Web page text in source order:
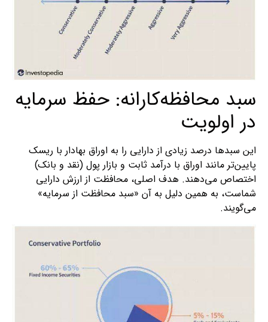
سبد محافظه‌کارانه: حفظ سرمایه
در اولویت
این سبدها درصد زیادی از دارایی را به اوراق بهادار با ریسک
پایین‌تر مانند اوراق با درآمد ثابت و بازار پول (نقد و بانک)
اختصاص می‌دهند. هدف اصلی، محافظت از ارزش دارایی
شماست، به همین دلیل به آن «سبد محافظت از سرمایه»
می‌گویند.